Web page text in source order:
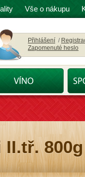
Vše o nákupu
Přihlášení /
Zapomenuté heslo
800g